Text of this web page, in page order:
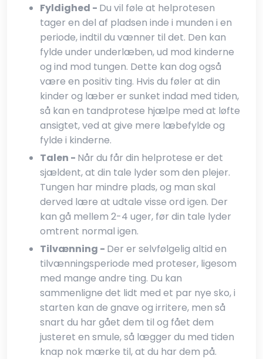
Fyldighed - Du vil føle at helprotesen
tager en del af pladsen inde i munden i en
periode, indtil du vænner til det. Den kan
fylde under underlæben, ud mod kinderne
og ind mod tungen. Dette kan dog også
være en positiv ting. Hvis du føler at din
kinder og læber er sunket indad med tiden,
så kan en tandprotese hjælpe med at løfte
ansigtet, ved at give mere læbefylde og
fylde i kinderne.
Talen - Når du får din helprotese er det
sjældent, at din tale lyder som den plejer.
Tungen har mindre plads, og man skal
derved lære at udtale visse ord igen. Der
kan gå mellem 2-4 uger, før din tale lyder
omtrent normal igen.
Tilvænning - Der er selvfølgelig altid en
tilvænningsperiode med proteser, ligesom
med mange andre ting. Du kan
sammenligne det lidt med et par nye sko, i
starten kan de gnave og irritere, men så
snart du har gået dem til og fået dem
justeret en smule, så lægger du med tiden
knap nok mærke til, at du har dem på.​